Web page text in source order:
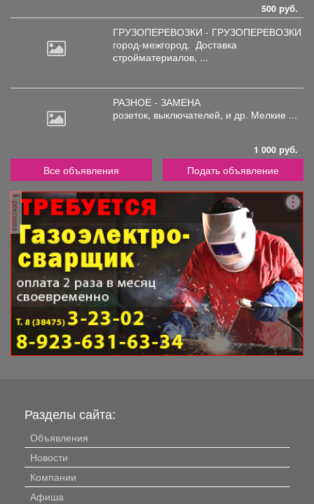
500 руб.
ГРУЗОПЕРЕВОЗКИ - ГРУЗОПЕРЕВОЗКИ
город-межгород. Доставка
стройматериалов, ...
РАЗНОЕ - ЗАМЕНА
розеток, выключателей, и др. Мелкие ...
1 000 руб.
Все объявления Подать объявление
реклама
Разделы сайта:
Объявления
Новости
Компании
Афиша